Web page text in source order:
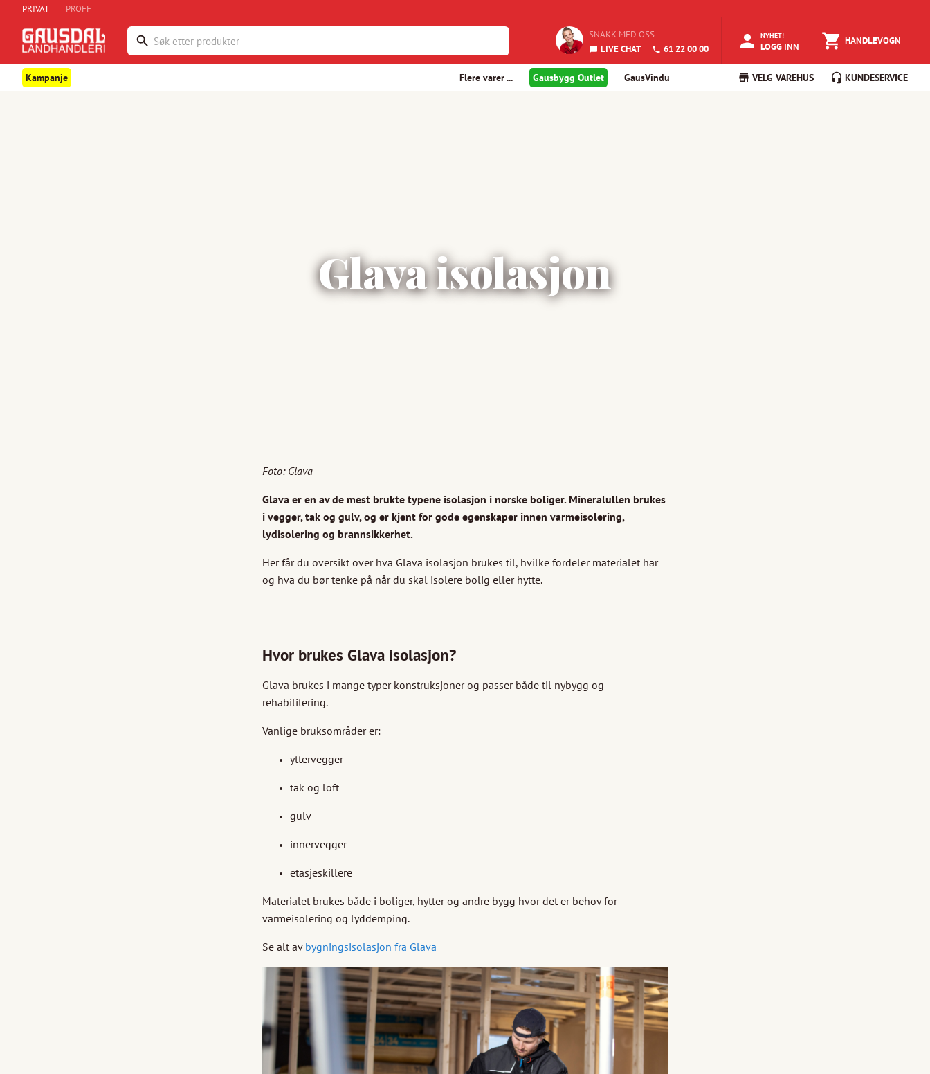
PRIVAT PROFF
SNAKK MED OSS
LIVE CHAT
61 22 00 00
NYHET!
LOGG INN HANDLEVOGN
Kampanje Flere varer ... Gausbygg Outlet GausVindu VELG VAREHUS KUNDESERVICE
Glava isolasjon
Foto: Glava
Glava er en av de mest brukte typene isolasjon i norske boliger. Mineralullen brukes
i vegger, tak og gulv, og er kjent for gode egenskaper innen varmeisolering,
lydisolering og brannsikkerhet.
Her får du oversikt over hva Glava isolasjon brukes til, hvilke fordeler materialet har
og hva du bør tenke på når du skal isolere bolig eller hytte.
Hvor brukes Glava isolasjon?
Glava brukes i mange typer konstruksjoner og passer både til nybygg og
rehabilitering.
Vanlige bruksområder er:
yttervegger
tak og loft
gulv
innervegger
etasjeskillere
Materialet brukes både i boliger, hytter og andre bygg hvor det er behov for
varmeisolering og lyddemping.
Se alt av bygningsisolasjon fra Glava